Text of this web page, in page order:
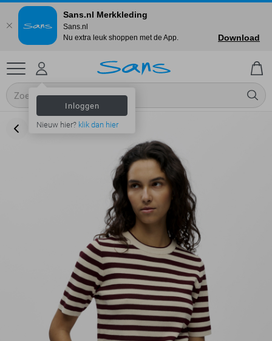
Inloggen
Nieuw hier? klik dan hier
Sans.nl Merkkleding
Sans.nl
Nu extra leuk shoppen met de App.
Download